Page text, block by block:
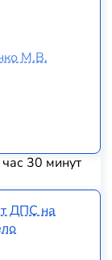
М.В.
30 минут
ДПС на